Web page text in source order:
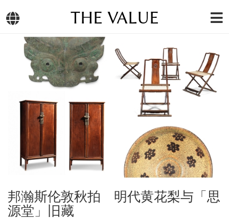
THE VALUE
邦瀚斯伦敦秋拍 明代黄花梨与「思
源堂」旧藏